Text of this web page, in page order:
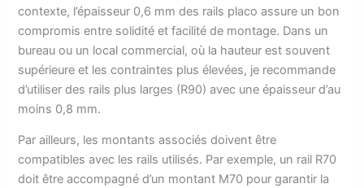
contexte, l’épaisseur 0,6 mm des rails placo assure un bon
compromis entre solidité et facilité de montage. Dans un
bureau ou un local commercial, où la hauteur est souvent
supérieure et les contraintes plus élevées, je recommande
d’utiliser des rails plus larges (R90) avec une épaisseur d’au
moins 0,8 mm.
Par ailleurs, les montants associés doivent être
compatibles avec les rails utilisés. Par exemple, un rail R70
doit être accompagné d’un montant M70 pour garantir la